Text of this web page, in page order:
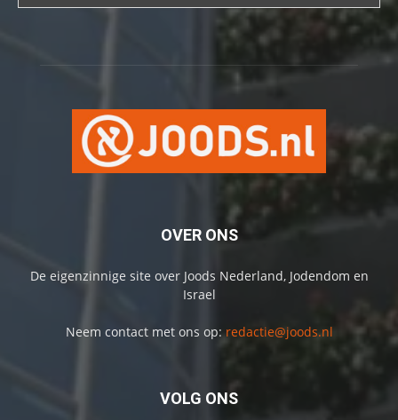
OVER ONS
De eigenzinnige site over Joods Nederland, Jodendom en
Israel
Neem contact met ons op: redactie@joods.nl
VOLG ONS